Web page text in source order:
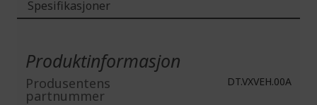
Spesifikasjoner
Produktinformasjon
Produsentens
partnummer
DT.VXVEH.00A